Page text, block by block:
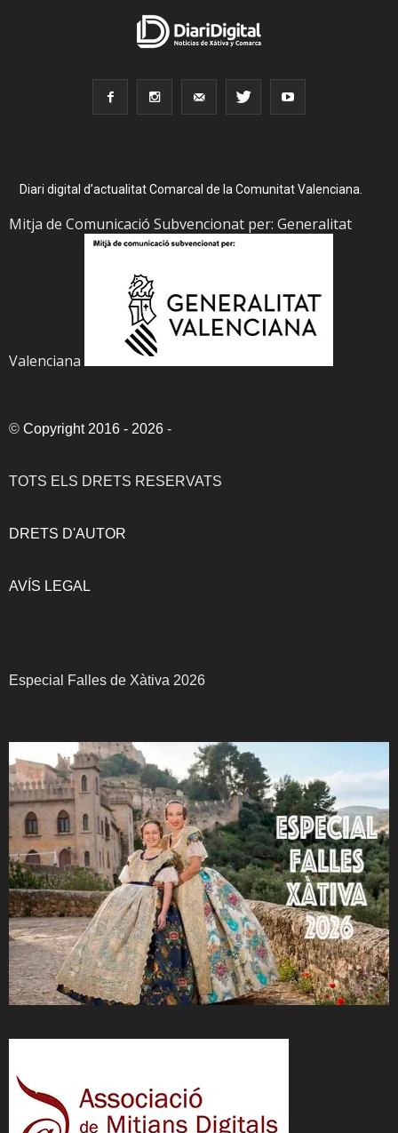
Diari digital d’actualitat Comarcal de la Comunitat Valenciana.
Mitja de Comunicació Subvencionat per: Generalitat
Valenciana
© Copyright 2016 - 2026 -
TOTS ELS DRETS RESERVATS
DRETS D'AUTOR
AVÍS LEGAL
Especial Falles de Xàtiva 2026